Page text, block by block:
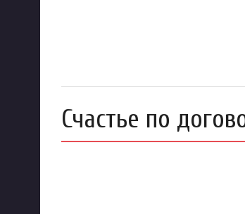
Счастье по